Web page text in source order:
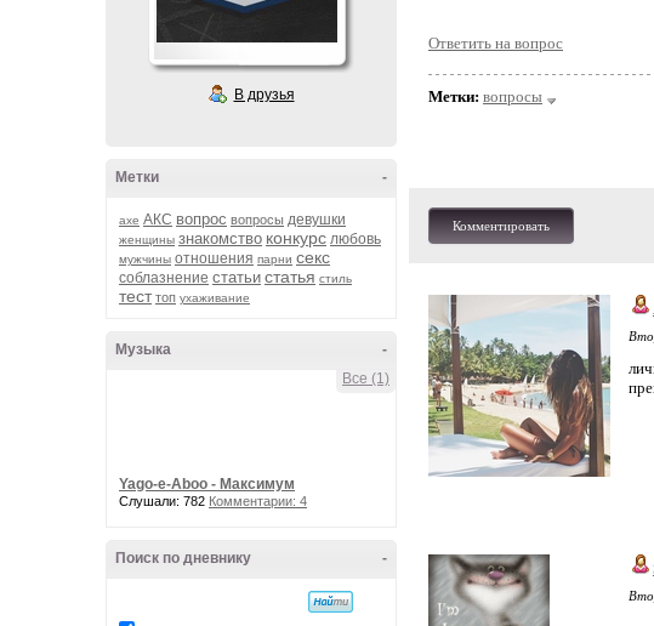
В друзья
-
Метки
axe АКС вопрос вопросы девушки
женщины знакомство конкурс любовь
мужчины отношения парни секс
соблазнение статьи статья стиль
тест топ ухаживание
-
Музыка
Все (1)
Yago-e-Aboo - Максимум
Слушали: 782 Комментарии: 4
-
Поиск по дневнику
Ответить на вопрос
Метки: вопросы
Комментировать